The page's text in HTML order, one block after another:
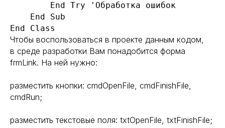
        End Try 'Обработка ошибок
    End Sub
End Class
Чтобы воспользоваться в проекте данным кодом,
в среде разработки Вам понадобится форма
frmLink. На ней нужно:
разместить кнопки: cmdOpenFile, cmdFinishFile,
cmdRun;
разместить текстовые поля: txtOpenFile, txtFinishFile;